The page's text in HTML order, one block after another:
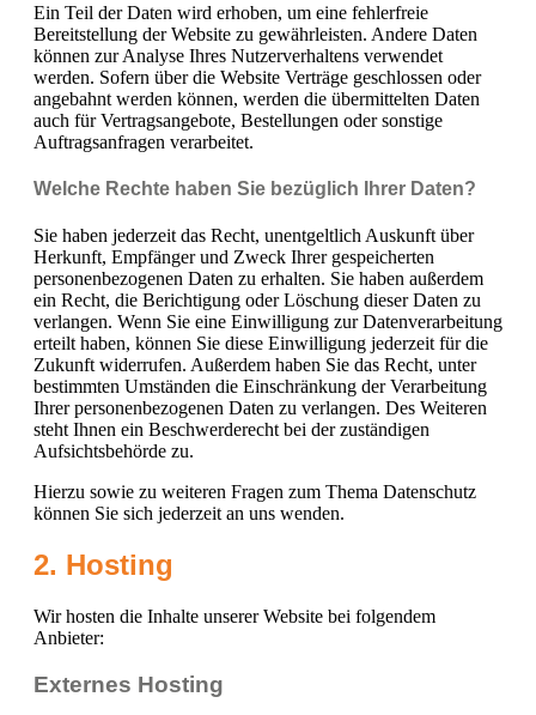
Ein Teil der Daten wird erhoben, um eine fehlerfreie
Bereitstellung der Website zu gewährleisten. Andere Daten
können zur Analyse Ihres Nutzerverhaltens verwendet
werden. Sofern über die Website Verträge geschlossen oder
angebahnt werden können, werden die übermittelten Daten
auch für Vertragsangebote, Bestellungen oder sonstige
Auftragsanfragen verarbeitet.
Welche Rechte haben Sie bezüglich Ihrer Daten?
Sie haben jederzeit das Recht, unentgeltlich Auskunft über
Herkunft, Empfänger und Zweck Ihrer gespeicherten
personenbezogenen Daten zu erhalten. Sie haben außerdem
ein Recht, die Berichtigung oder Löschung dieser Daten zu
verlangen. Wenn Sie eine Einwilligung zur Datenverarbeitung
erteilt haben, können Sie diese Einwilligung jederzeit für die
Zukunft widerrufen. Außerdem haben Sie das Recht, unter
bestimmten Umständen die Einschränkung der Verarbeitung
Ihrer personenbezogenen Daten zu verlangen. Des Weiteren
steht Ihnen ein Beschwerderecht bei der zuständigen
Aufsichtsbehörde zu.
Hierzu sowie zu weiteren Fragen zum Thema Datenschutz
können Sie sich jederzeit an uns wenden.
2. Hosting
Wir hosten die Inhalte unserer Website bei folgendem
Anbieter:
Externes Hosting